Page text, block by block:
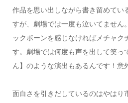
作品を思い出しながら書き留めてい
すが、劇場では一度も泣いてません
ックボーンを感じなければメチャク
す。劇場では何度も声を出して笑っ
ん】のような演出もあるんです！意
面白さを引きだしているのはやはり